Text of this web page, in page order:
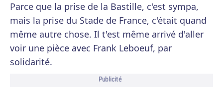
Parce que la prise de la Bastille, c'est sympa,
mais la prise du Stade de France, c'était quand
même autre chose. Il t'est même arrivé d'aller
voir une pièce avec Frank Leboeuf, par
solidarité.
Publicité